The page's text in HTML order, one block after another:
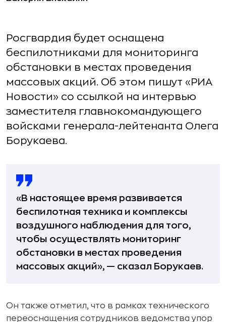
Росгвардия будет оснащена
беспилотниками для мониторинга
обстановки в местах проведения
массовых акций. Об этом пишут «РИА
Новости» со ссылкой на интервью
заместителя главнокомандующего
войсками генерала-лейтенанта Олега
Борукаева.
«В настоящее время развивается
беспилотная техника и комплексы
воздушного наблюдения для того,
чтобы осуществлять мониторинг
обстановки в местах проведения
массовых акций», — сказал Борукаев.
Он также отметил, что в рамках технического
переоснащения сотрудников ведомства упор